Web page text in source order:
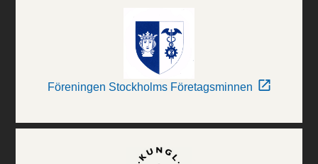
Föreningen Stockholms Företagsminnen